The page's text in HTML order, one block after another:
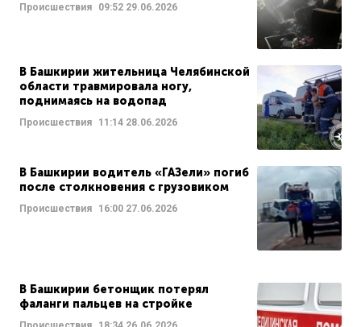
Происшествия 09:52 29.06.2026
В Башкирии жительница Челябинской
области травмировала ногу,
поднимаясь на водопад
Происшествия 11:14 28.06.2026
В Башкирии водитель «ГАЗели» погиб
после столкновения с грузовиком
Происшествия 16:00 27.06.2026
В Башкирии бетонщик потерял
фаланги пальцев на стройке